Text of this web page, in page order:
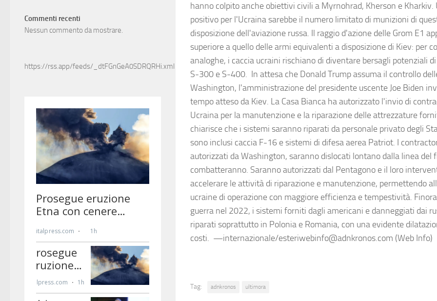
hanno colpito anche obiettivi civili a Myrnohrad, Kherson e
positivo per l'Ucraina sarebbe il numero limitato di munizioni di
disposizione dell'aviazione russa. Il raggio d'azione delle Grom E1
superiore a quello delle armi equivalenti a disposizione di Kiev: per
analoghe, i caccia ucraini rischiano di diventare bersagli potenziali
S-300 e S-400. In attesa che Donald Trump assuma il controllo
Washington, l'amministrazione del presidente uscente Joe Biden
tempo atteso da Kiev. La Casa Bianca ha autorizzato l'invio di
Ucraina per la manutenzione e la riparazione delle attrezzature
chiarisce che i sistemi saranno riparati da personale privato degli
sono inclusi caccia F-16 e sistemi di difesa aerea Patriot. I
autorizzati da Washington, saranno dislocati lontano dalla linea del
combatteranno. Saranno autorizzati dal Pentagono e il loro
accelerare le attività di riparazione e manutenzione, permettendo
ucraine di operazione con maggiore efficienza e tempestività.
guerra nel 2022, i sistemi forniti dagli americani e danneggiati dai
riparati soprattutto in Polonia e Romania, con una evidente
costi. —internazionale/esteriwebinfo@adnkronos.com (Web Info)
Tag: adnkronos ultimora
Commenti recenti
Nessun commento da mostrare.
https://rss.app/feeds/_dtFGnGeA0SDRQRHi.xml